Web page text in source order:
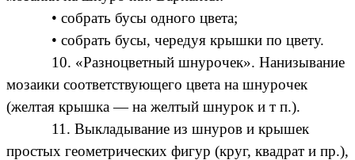
• собрать бусы одного цвета;
• собрать бусы, чередуя крышки по цвету.
10. «Разноцветный шнурочек». Нанизывание
мозаики соответствующего цвета на шнурочек
(желтая крышка — на желтый шнурок и т п.).
11. Выкладывание из шнуров и крышек
простых геометрических фигур (круг, квадрат и пр.),